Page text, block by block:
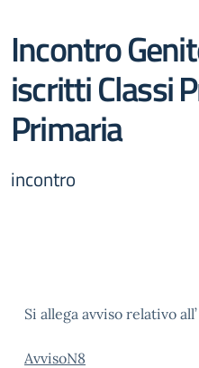
Incontro
iscritti Classi
Primaria
incontro
Si allega avviso relativo
AvvisoN8